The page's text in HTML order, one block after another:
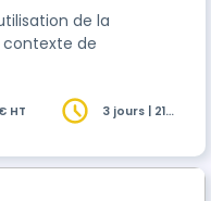
de la
contexte de
HT
3 jours | 21